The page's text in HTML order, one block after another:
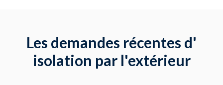
Les demandes récentes d'
isolation par l'extérieur